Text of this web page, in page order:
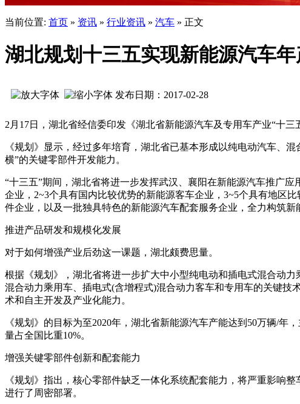
当前位置: 首页 » 资讯 » 行业资讯 » 汽车 » 正文
湖北规划十三五实现新能源汽车
发布日期：2017-02-28
2月17日，湖北省经信委印发《湖北省新能源汽车及专用车产业“十
《规划》显示，经过多年培育，湖北省已基本形成以纯电动汽车、
横”的关键零部件开发能力。
“十三五”期间，湖北省将进一步发挥武汉、襄阳在新能源汽车推广
企业，2~3个具有国内比较优势的新能源客车企业，3~5个具有地区
件企业，以及一批独具特色的新能源汽车配套服务企业，全力构筑新
推进产品研发和规模化发展
对于如何增强产业后劲这一课题，湖北颇费思量。
根据《规划》，湖北省将进一步扩大中小型纯电动和插电式混合动
混合动力乘用车、插电式(含增程式)混合动力客车和专用车的关键
术和自主开发及产业化能力。
《规划》的目标为至2020年，湖北省新能源汽车产能达到50万辆/
量占全国比重10%。
增强关键零部件创新和配套能力
《规划》指出，核心零部件缺乏一体化系统配套能力，将严重影响
进行了周密部署。